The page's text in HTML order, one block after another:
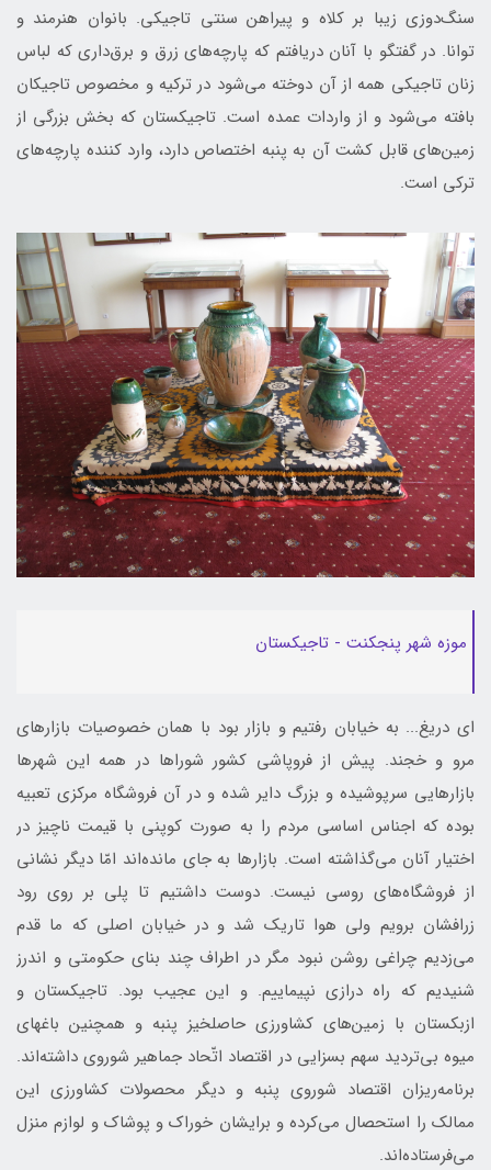
سنگ‌دوزی زیبا بر کلاه و پیراهن سنتی تاجیکی. بانوان هنرمند و
توانا. در گفتگو با آنان دریافتم که پارچه‌های زرق و برق‌داری که لباس
زنان تاجیکی همه از آن دوخته می‌شود در ترکیه و مخصوص تاجیکان
بافته می‌شود و از واردات عمده است. تاجیکستان که بخش بزرگی از
زمین‌های قابل کشت آن به پنبه اختصاص دارد، وارد کننده پارچه‌های
ترکی است.
موزه شهر پنجکنت - تاجیکستان
ای دریغ... به خیابان رفتیم و بازار بود با همان خصوصیات بازارهای
مرو و خجند. پیش از فروپاشی کشور شوراها در همه این شهرها
بازارهایی سرپوشیده و بزرگ دایر شده و در آن فروشگاه مرکزی تعبیه
بوده که اجناس اساسی مردم را به صورت کوپنی با قیمت ناچیز در
اختیار آنان می‌گذاشته است. بازار‌ها به جای مانده‌اند امّا دیگر نشانی
از فروشگاه‌های روسی نیست. دوست داشتیم تا پلی بر روی رود
زرافشان برویم ولی هوا تاریک شد و در خیابان اصلی که ما قدم
می‌زدیم چراغی روشن نبود مگر در اطراف چند بنای حکومتی و اندرز
شنیدیم که راه درازی نپیماییم. و این عجیب بود. تاجیکستان و
ازبکستان با زمین‌های کشاورزی حاصلخیز پنبه و همچنین باغهای
میوه بی‌تردید سهم بسزایی در اقتصاد اتّحاد جماهیر شوروی داشته‌اند.
برنامه‌ریزان اقتصاد شوروی پنبه و دیگر محصولات کشاورزی این
ممالک را استحصال می‌کرده و برایشان خوراک و پوشاک و لوازم منزل
می‌فرستاده‌اند.